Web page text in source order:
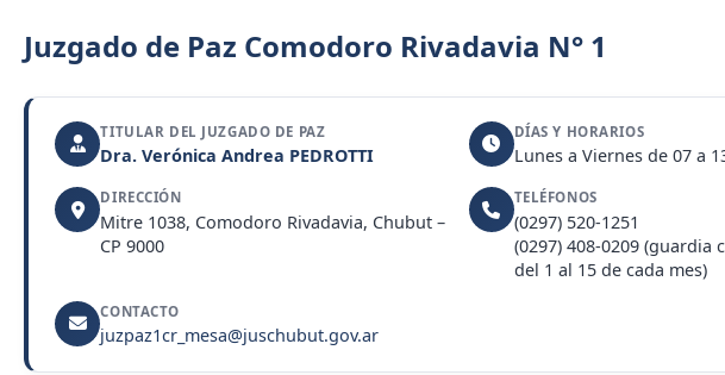
Juzgado de Paz Comodoro Rivadavia N° 1
TITULAR DEL JUZGADO DE PAZ
Dra. Verónica Andrea PEDROTTI
DÍAS Y HORARIOS
Lunes a Viernes de 07 a
DIRECCIÓN
Mitre 1038, Comodoro Rivadavia, Chubut –
CP 9000
TELÉFONOS
(0297) 520-1251
(0297) 408-0209 (guardia
del 1 al 15 de cada mes)
CONTACTO
juzpaz1cr_mesa@juschubut.gov.ar